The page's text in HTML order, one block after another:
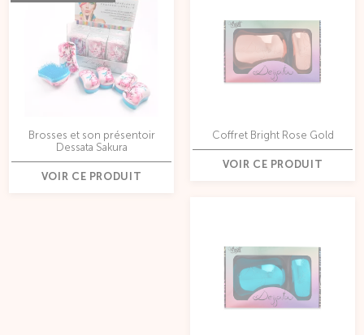
Brosses et son présentoir
Dessata Sakura
VOIR CE PRODUIT
Coffret Bright Rose Gold
VOIR CE PRODUIT